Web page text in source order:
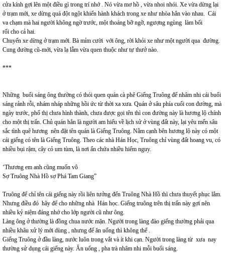
cửa kính gợi lên một điều gì trong trí nhớ . Nó vừa mơ hồ , vừa nhoi nhói. Xe vừa dừng lại
ở trạm mới, xe dừng quá đột ngột khiến hành khách trong xe như nhòa hẳn vào nhau. Cái
va chạm mà hai người không ngờ trước, một thoáng bỡ ngỡ, ngượng ngùng làm bối
rối cho cả hai.
Chuyến xe dừng ở trạm mới. Bà mỉm cười với ông, rời khỏi xe như một người qua đường.
Cung đường cũ-mới, vừa lạ lẫm vừa quen thuộc như tự thưở nào.
***
Những buổi sáng ông thường có thói quen quán cà phê Giếng Truông để nhâm nhi cái buổi
sáng rảnh rỗi, nhám nháp những hồi ức từ thời xa xưa. Quán ở sâu phía cuối con đường, mà
ngày trước, phố thị chưa hình thành, chưa được gọi tên thì con đường này là hương lộ chính
cho một thị trấn. Chủ quán hẳn là người am hiểu về lịch sử ở vùng đất này, lại yêu mến sâu
sắc tình quê hương nên đặt tên quán là Giếng Truông. Nằm cạnh bên hương lộ này có một
cái giếng có tên là Giếng Truông. Theo các nhà Hán Học, Truông chỉ vùng đất hoang vu, có
nhiều bụi rậm, cây cỏ um tùm, là nơi ẩn chứa nhiều hiểm nguy.
‘Thương em anh cũng muốn vô
Sợ Truông Nhà Hồ sợ Phá Tam Giang”
Truông để chỉ tên cái giếng này rồi liên tưởng đến Truông Nhà Hồ thì chưa thuyết phục lắm.
Nhưng điều đó hãy để cho những nhà Hán học. Giếng truông trên thị trấn này gợi nên
nhiều kỷ niệm đáng nhớ cho lớp người cũ như ông.
Làng ông ở thường là đồng chua nước mặn. Người trong làng đào giếng thường phải qua
nhiều khâu xử lý mới dùng , nhưng để ăn uống thì không thể .
Giếng Truông ở đầu làng, nước luôn trong vắt và ít khi cạn. Người trong làng từ xưa nay
thường sử dụng cái giếng này. Ăn uống , pha trà nhâm nhi mỗi buổi sáng.